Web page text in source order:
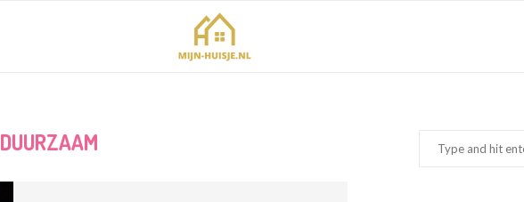
DUURZAAM